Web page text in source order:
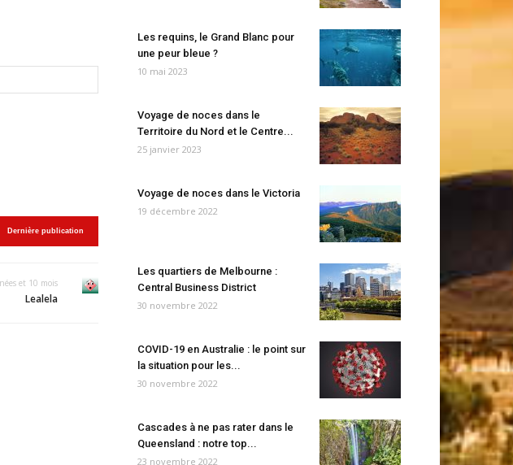
Dernière publication
et 10 mois
Lealela
Les requins, le Grand Blanc pour
une peur bleue ?
10 mai 2023
Voyage de noces dans le
Territoire du Nord et le Centre...
25 janvier 2023
Voyage de noces dans le Victoria
19 décembre 2022
Les quartiers de Melbourne :
Central Business District
30 novembre 2022
COVID-19 en Australie : le point sur
la situation pour les...
30 novembre 2022
Cascades à ne pas rater dans le
Queensland : notre top...
23 novembre 2022